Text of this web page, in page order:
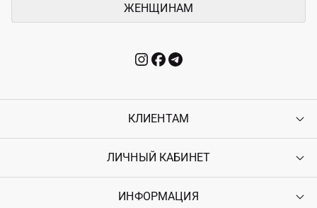
ЖЕНЩИНАМ
КЛИЕНТАМ
Контакты
Возврат
ЛИЧНЫЙ КАБИНЕТ
Войти
ИНФОРМАЦИЯ